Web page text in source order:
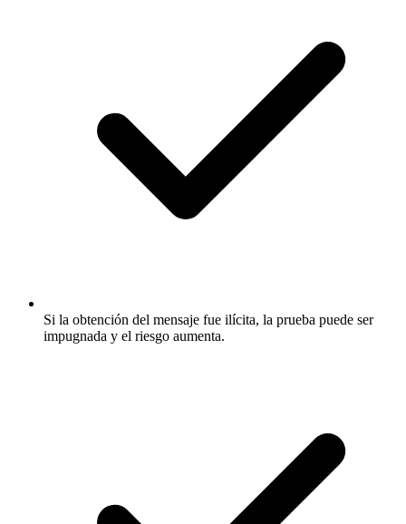
Si la obtención del mensaje fue ilícita, la prueba puede ser
impugnada y el riesgo aumenta.